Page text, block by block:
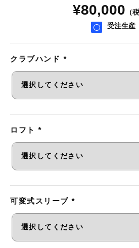
¥80,000 （
受注生産
クラブハンド *
ロフト *
可変式スリーブ *